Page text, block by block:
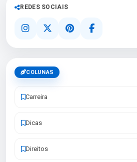
REDES SOCIAIS
COLUNAS
Carreira
Dicas
Direitos